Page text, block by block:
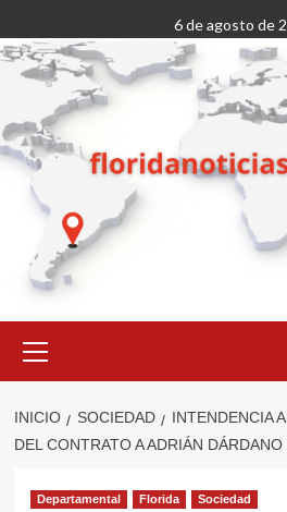
al
contenido
6 de agosto de
primario
INICIO SOCIEDAD
INTENDENCIA
DEL CONTRATO A ADRIÁN DÁRDANO
Departamental Florida Sociedad